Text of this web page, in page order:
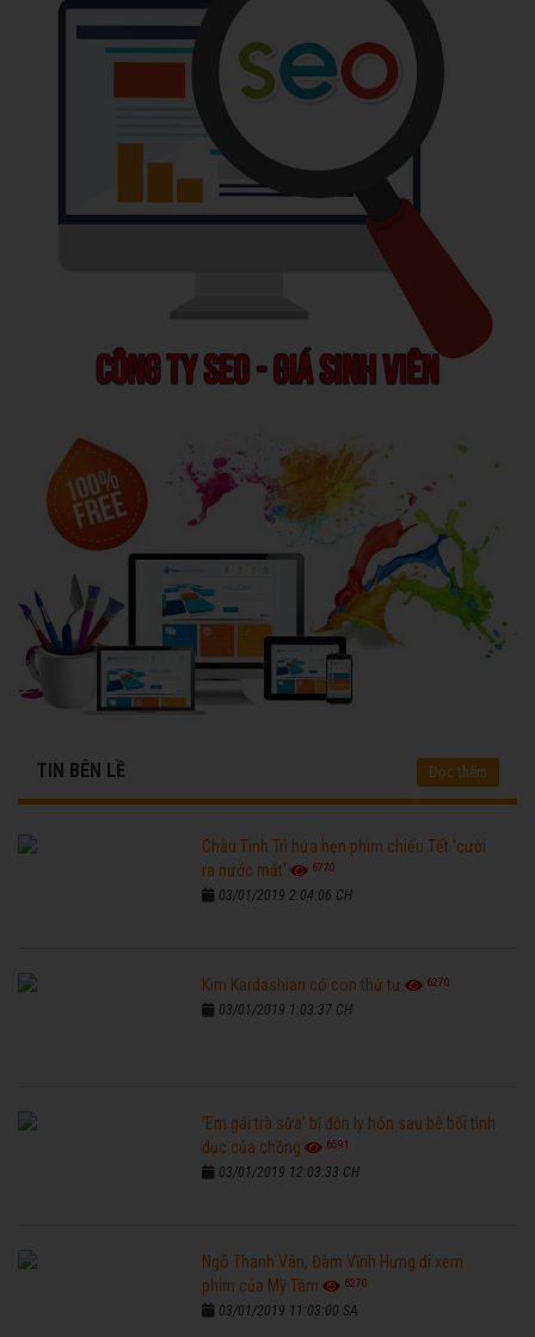
TIN BÊN LỀ Đọc thêm
Châu Tinh Trì hứa hẹn phim chiếu Tết 'cười
ra nước mắt'
6770
03/01/2019 2:04:06 CH
Kim Kardashian có con thứ tư 6270
03/01/2019 1:03:37 CH
'Em gái trà sữa' bị đồn ly hôn sau bê bối tình
dục của chồng
6591
03/01/2019 12:03:33 CH
Ngô Thanh Vân, Đàm Vĩnh Hưng đi xem
phim của Mỹ Tâm
6270
03/01/2019 11:03:00 SA